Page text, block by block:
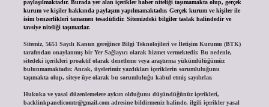
paylaşılmaktadır. Burada yer alan içerikler haber niteliği taşımamakta olup, gerçek
kurum ve kişiler hakkında paylaşım yapılmamaktadır. Gerçek kurum ve kişiler ile
isim benzerlikleri tamamen tesadüfidir. Sitemizdeki bilgiler taslak halindedir ve
tavsiye niteliği taşımazlar.
Sitemiz, 5651 Sayılı Kanun gereğince Bilgi Teknolojileri ve İletişim Kurumu (BTK)
tarafından onaylanmış bir Yer Sağlayıcı olarak hizmet vermektedir. Bu nedenle,
sitedeki içerikleri proaktif olarak denetleme veya araştırma yükümlülüğümüz
bulunmamaktadır. Ancak, üyelerimiz yazdıkları içeriklerin sorumluluğunu
taşımakta olup, siteye üye olarak bu sorumluluğu kabul etmiş sayılırlar.
Hukuka ve yasal düzenlemelere aykırı olduğunu düşündüğünüz içerikleri,
backlinkpanelicomtr@gmail.comadresine bildirmeniz halinde, ilgili içerikler yasal